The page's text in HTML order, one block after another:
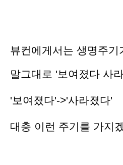
뷰컨에게서는 생명주기
말그대로 '보여졌다 사
'보여졌다'->'사라졌다'
대충 이런 주기를 가지